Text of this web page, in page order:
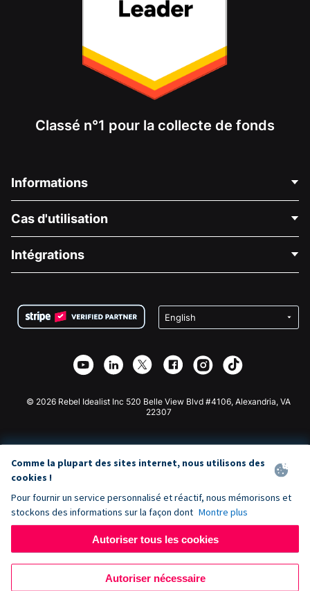
Classé n°1 pour la collecte de fonds
Informations
À propos de nous
Carrières
Confidentialité
Partenariat d'affiliation
Bibliothèque
Cas d'utilisation
Collecte de fonds médicale
Collecte de fonds caritative
Intégrations
Plugin de don Wix
Application de don Webflow
Don Joomla
© 2026 Rebel Idealist Inc 520 Belle View Blvd #4106, Alexandria, VA
22307
Comme la plupart des sites internet, nous utilisons des
cookies !
Pour fournir un service personnalisé et réactif, nous mémorisons et
stockons des informations sur la façon dont Montre plus
Autoriser tous les cookies
Autoriser nécessaire